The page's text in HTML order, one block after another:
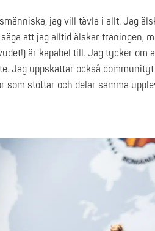
jag vill tävla i allt. Jag
att jag alltid älskar träningen,
är kapabel till. Jag tycker
Jag uppskattar också
som stöttar och delar samma